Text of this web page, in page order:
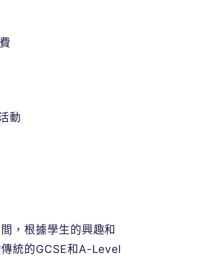
動
，根據學生的興趣和
統的GCSE和A-Level